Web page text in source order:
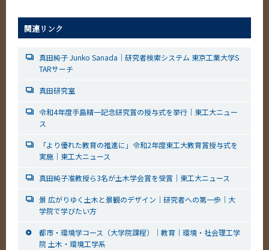
関連リンク
真田純子 Junko Sanada｜研究者検索システム 東京工業大学S
TARサーチ
真田研究室
令和4年度手島精一記念研究賞の授与式を挙行｜東工大ニュー
ス
「より優れた教育の推進に」令和2年度東工大教育賞授与式を
実施｜東工大ニュース
真田純子准教授ら3名が土木学会賞を受賞｜東工大ニュース
景 広がりゆく土木と景観のデザイン｜研究者への第一歩｜大
学院で学びたい方
都市・環境学コース（大学院課程）｜教育｜環境・社会理工学
院 土木・環境工学系